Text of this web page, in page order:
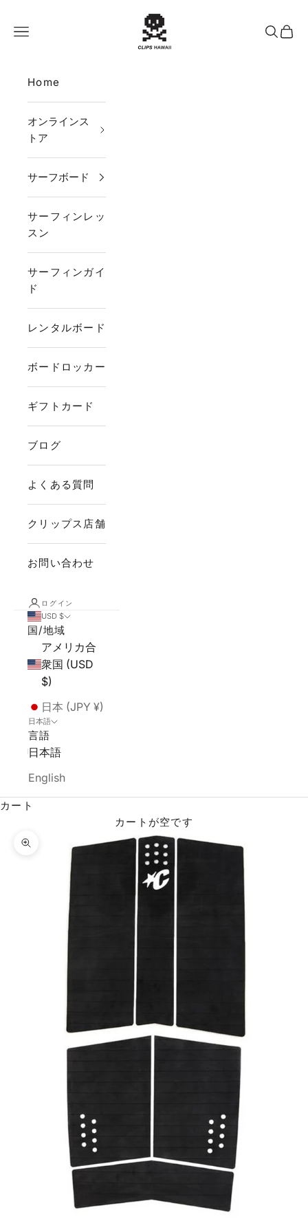
CLIPS HAWAII
メニュー
検索カー
Home
オンラインス
トア
サーフボード
サーフィンレッ
スン
サーフィンガイ
ド
レンタルボード
ボードロッカー
ギフトカード
ブログ
よくある質問
クリップス店舗
お問い合わせ
ログイン
USD $
国/地域
アメリカ合
衆国 (USD
$)
日本 (JPY ¥)
日本語
言語
日本語
English
カート
カートが空です
ズームイン